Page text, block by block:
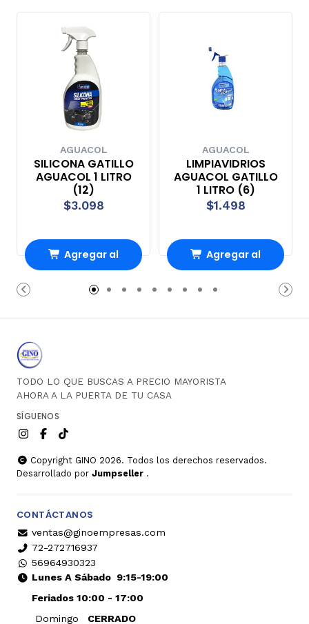
AGUACOL
SILICONA GATILLO
AGUACOL 1 LITRO
(12)
$3.098
Agregar al
carrito
AGUACOL
LIMPIAVIDRIOS
AGUACOL GATILLO
1 LITRO (6)
$1.498
Agregar al
carrito
TODO LO QUE BUSCAS A PRECIO MAYORISTA
AHORA A LA PUERTA DE TU CASA
SÍGUENOS
Copyright GINO 2026. Todos los derechos reservados.
Desarrollado por Jumpseller .
CONTÁCTANOS
ventas@ginoempresas.com
72-272716937
56964930323
Lunes A Sábado9:15-19:00
Feriados 10:00 - 17:00
Domingo
CERRADO